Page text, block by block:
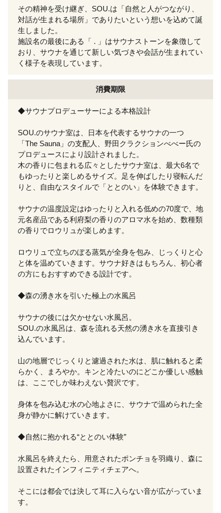
その精神を受け継ぎ、SOU.は「自然と人がつながり、
対話が生まれる場所」でありたいという想いを込めて誕
生しました。
施設名の最後にある「 . 」はサウナストーンを象徴して
おり、サウナを通じて新しい気づきや会話が生まれてい
く様子を表現しています。
消費期限
◆サウナプロデューサーによる本格設計
SOU.のサウナ室は、日本を代表するサウナの一つ
「The Sauna」の支配人、野田クラクションべべー氏の
プロデュースにより設計されました。
木の香りに包まれる広々としたサウナ室は、最大6名で
もゆったりと楽しめるサイズ。足を伸ばしたり寝転んだ
りと、自由なスタイルで「ととのい」を体験できます。
サウナの温度設定はゆったりと入れる低めの70度で、地
元名産品である利府梨の香りのアロマ水を始め、数種類
の香りでロウリュが楽しめます。
ロウリュで立ちのぼる蒸気が全身を包み、じっくりと心
と体を温めていきます。サウナ好きはもちろん、初心者
の方にもおすすめできる設計です。
◆森の湧き水を引いた極上の水風呂
サウナの後には欠かせない水風呂。
SOU.の水風呂は、森を流れる天然の湧き水を直接引き
込んでいます。
山の地層でじっくりと濾過された水は、肌に触れると柔
らかく、まろやか。キンと冷たいのにどこか優しい感触
は、ここでしか味わえない贅沢です。
身体を包み込む水の心地よさに、サウナで温められた全
身が静かに解けていきます。
◆自然に抱かれる“ととのい体験”
水風呂を終えたら、用意されたポンチョを羽織り、森に
設置されたインフィニティチェアへ。
そこには都会では決して耳に入らない音が広がっていま
す。